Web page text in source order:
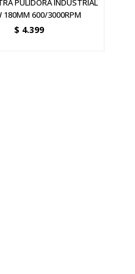
PULIDORA INDUSTRIAL
180MM 600/3000RPM
$ 4.399